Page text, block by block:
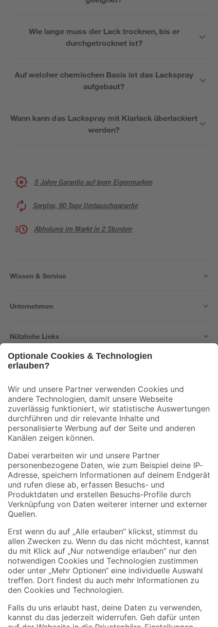
Wie lange muss der Lack trocknen, bis er
durchgetrocknet ist?
Auf welcher chemischen Basis ist das Lackspray
aufgebaut?
Wann kann das Lackspray mit Klarlack überlackiert
werden?
5 Jahre Garantie auf toom Eigenmarken
Sorglos, 90 Tage Umtauschgarantie
Abholung im Markt in 2 Stunden
Wissen & Service
Unternehmen
Nützliche Links
Der toom Newsletter: Keine Angebote und Aktionen mehr verpassen!
Zur Newsletter Anmeldung
Folge uns
Zahlungsarten Versandarten
Sicher einkaufen
Jetzt die toom-App herunterladen
Alle Preisangaben in EUR inkl. gesetzl. MwSt.. Die dargestellten Angebote sind unter